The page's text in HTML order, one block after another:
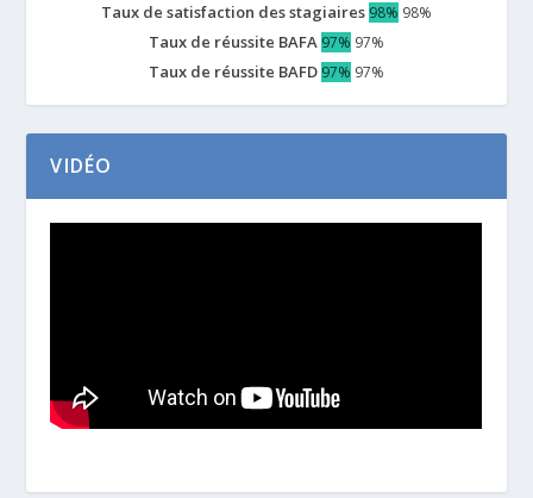
Taux de satisfaction des stagiaires 98% 98%
Taux de réussite BAFA 97% 97%
Taux de réussite BAFD 97% 97%
VIDÉO